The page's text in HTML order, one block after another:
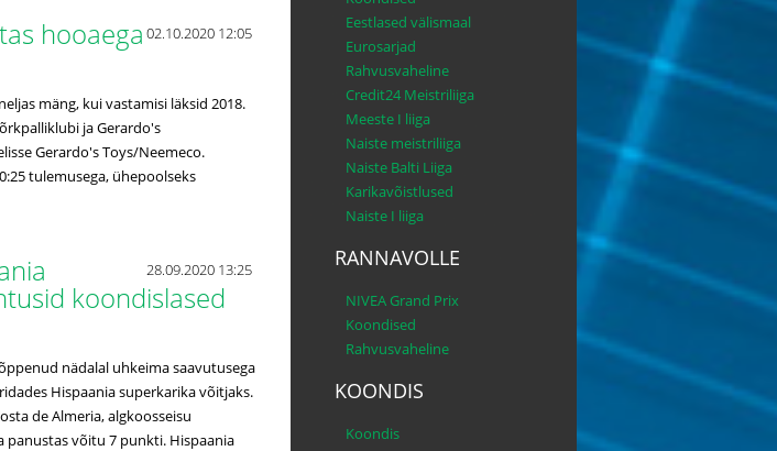
02.10.2020 12:05
hooaega
mäng, kui vastamisi läksid 2018.
ja Gerardo's
Gerardo's Toys/Neemeco.
tulemusega, ühepoolseks
28.09.2020 13:25
koondislased
nädalal uhkeima saavutusega
Hispaania superkarika võitjaks.
de Almeria, algkoosseisu
panustas võitu 7 punkti. Hispaania
Eestlased välismaal
Eurosarjad
Rahvusvaheline
Credit24 Meistriliiga
Meeste I liiga
Naiste meistriliiga
Naiste Balti Liiga
Karikavõistlused
Naiste I liiga
RANNAVOLLE
NIVEA Grand Prix
Koondised
Rahvusvaheline
KOONDIS
Koondis